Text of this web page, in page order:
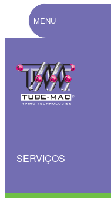
MENU
SERVIÇOS